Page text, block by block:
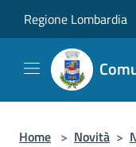
Regione Lombardia
Home > Novità >